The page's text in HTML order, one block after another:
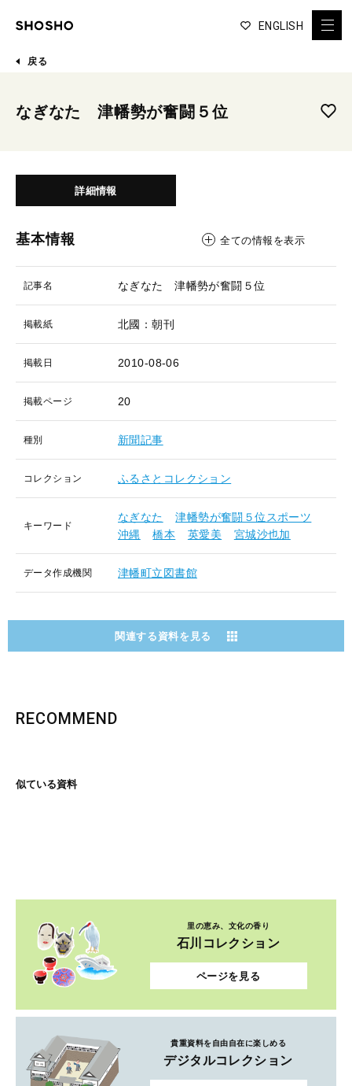
ENGLISH
戻る
なぎなた 津幡勢が奮闘５位
詳細情報
基本情報 全ての情報を表示
記事名 なぎなた 津幡勢が奮闘５位
掲載紙 北國：朝刊
掲載日 2010-08-06
掲載ページ 20
種別 新聞記事
コレクション ふるさとコレクション
キーワード
なぎなた
津幡勢が奮闘５位スポーツ
沖縄
橋本 英愛美 宮城沙也加
データ作成機関 津幡町立図書館
関連する資料を見る
RECOMMEND
似ている資料
里の恵み、文化の香り
石川コレクション
ページを見る
貴重資料を自由自在に楽しめる
デジタルコレクション